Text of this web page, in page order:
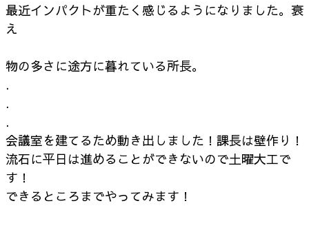
最近インパクトが重たく感じるようになりました。衰
え
物の多さに途方に暮れている所長。
.
.
.
会議室を建てるため動き出しました！課長は壁作り！
流石に平日は進めることができないので土曜大工で
す！
できるところまでやってみます！